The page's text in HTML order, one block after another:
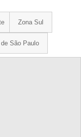
Zona Sul
de São Paulo